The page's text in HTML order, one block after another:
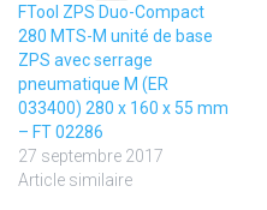
FTool ZPS Duo-Compact
280 MTS-M unité de base
ZPS avec serrage
pneumatique M (ER
033400) 280 x 160 x 55 mm
– FT 02286
27 septembre 2017
Article similaire